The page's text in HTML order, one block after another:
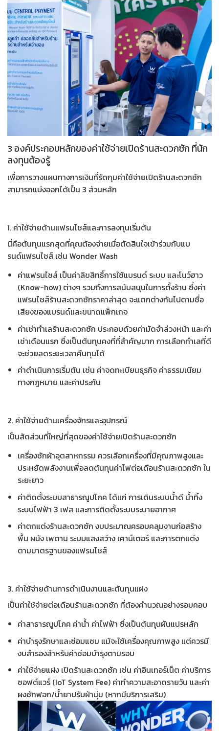
3 องค์ประกอบหลักของค่าใช้จ่ายเปิดร้านสะดวกซัก ที่นัก
ลงทุนต้องรู้
เพื่อการวางแผนทางการเงินที่รัดกุมค่าใช้จ่ายเปิดร้านสะดวกซัก
สามารถแบ่งออกได้เป็น 3 ส่วนหลัก
1. ค่าใช้จ่ายด้านแฟรนไชส์และการลงทุนเริ่มต้น
นี่คือต้นทุนแรกสุดที่คุณต้องจ่ายเมื่อตัดสินใจเข้าร่วมกับแบ
รนด์แฟรนไชส์ เช่น Wonder Wash
ค่าแฟรนไชส์ เป็นค่าลิขสิทธิ์การใช้แบรนด์ ระบบ และโนว์ฮาว
(Know-how) ต่างๆ รวมถึงการสนับสนุนในการตั้งร้าน ซึ่งค่า
แฟรนไชส์ร้านสะดวกซักราคาล่าสุด จะแตกต่างกันไปตามชื่อ
เสียงของแบรนด์และขนาดแพ็กเกจ
ค่าเช่าทำเลร้านสะดวกซัก ประกอบด้วยค่ามัดจำล่วงหน้า และค่า
เช่าเดือนแรก ซึ่งเป็นต้นทุนคงที่ที่สำคัญมาก การเลือกทำเลที่ดี
จะช่วยลดระยะเวลาคืนทุนได้
ค่าดำเนินการเริ่มต้น เช่น ค่าจดทะเบียนธุรกิจ ค่าธรรมเนียม
ทางกฎหมาย และค่าประกัน
2. ค่าใช้จ่ายด้านเครื่องจักรและอุปกรณ์
เป็นสัดส่วนที่ใหญ่ที่สุดของค่าใช้จ่ายเปิดร้านสะดวกซัก
เครื่องซักผ้าอุตสาหกรรม ควรเลือกเครื่องที่มีคุณภาพสูงและ
ประหยัดพลังงานเพื่อลดต้นทุนค่าไฟต่อเดือนร้านสะดวกซัก ใน
ระยะยาว
ค่าติดตั้งระบบสาธารณูปโภค ได้แก่ การเดินระบบน้ำดี น้ำทิ้ง
ระบบไฟฟ้า 3 เฟส และการติดตั้งระบบระบายอากาศ
ค่าตกแต่งร้านสะดวกซัก งบประมาณครอบคลุมงานก่อสร้าง
พื้น ผนัง เพดาน ระบบแสงสว่าง เคาน์เตอร์ และการตกแต่ง
ตามมาตรฐานของแฟรนไชส์
3. ค่าใช้จ่ายด้านการดำเนินงานและต้นทุนแฝง
เป็นค่าใช้จ่ายต่อเดือนร้านสะดวกซัก ที่ต้องคำนวณอย่างรอบคอบ
ค่าสาธารณูปโภค ค่าน้ำ ค่าไฟฟ้า ซึ่งเป็นต้นทุนผันแปรหลัก
ค่าบำรุงรักษาและซ่อมแซม แม้จะใช้เครื่องคุณภาพสูง แต่ควรมี
งบสำรองสำหรับค่าซ่อมบำรุงตามรอบ
ค่าใช้จ่ายแฝง เปิดร้านสะดวกซัก เช่น ค่าอินเทอร์เน็ต ค่าบริการ
ซอฟต์แวร์ (IoT System Fee) ค่าทำความสะอาดรายวัน และค่า
ผงซักฟอก/น้ำยาปรับผ้านุ่ม (หากมีบริการเสริม)